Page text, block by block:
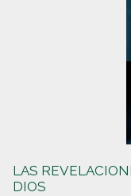
LAS
DIOS